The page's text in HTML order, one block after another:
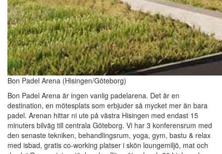
Bon Padel Arena (Hisingen/Göteborg)
Bon Padel Arena är ingen vanlig padelarena. Det är en
destination, en mötesplats som erbjuder så mycket mer än bara
padel. Arenan hittar ni ute på västra Hisingen med endast 15
minuters bilväg till centrala Göteborg. Vi har 3 konferensrum med
den senaste tekniken, behandlingsrum, yoga, gym, bastu & relax
med isbad, gratis co-working platser i skön loungemiljö, mat och